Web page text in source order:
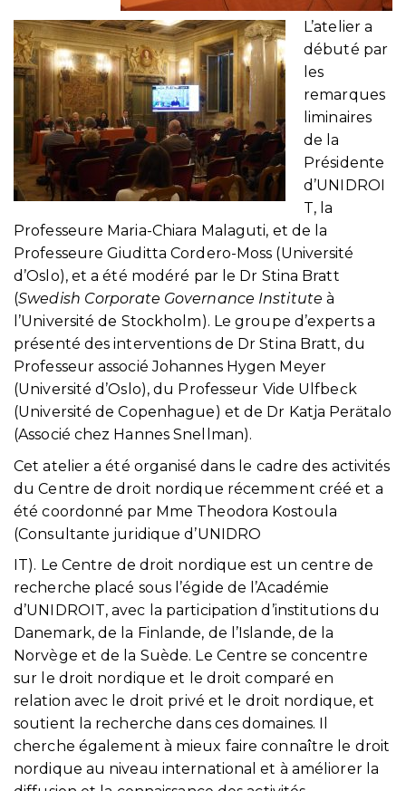
L’atelier a
débuté par
les
remarques
liminaires
de la
Présidente
d’UNIDROI
T, la
Professeure Maria-Chiara Malaguti, et de la
Professeure Giuditta Cordero-Moss (Université
d’Oslo), et a été modéré par le Dr Stina Bratt
(Swedish Corporate Governance Institute à
l’Université de Stockholm). Le groupe d’experts a
présenté des interventions de Dr Stina Bratt, du
Professeur associé Johannes Hygen Meyer
(Université d’Oslo), du Professeur Vide Ulfbeck
(Université de Copenhague) et de Dr Katja Perätalo
(Associé chez Hannes Snellman).
Cet atelier a été organisé dans le cadre des activités
du Centre de droit nordique récemment créé et a
été coordonné par Mme Theodora Kostoula
(Consultante juridique d’UNIDRO
IT). Le Centre de droit nordique est un centre de
recherche placé sous l’égide de l’Académie
d’UNIDROIT, avec la participation d’institutions du
Danemark, de la Finlande, de l’Islande, de la
Norvège et de la Suède. Le Centre se concentre
sur le droit nordique et le droit comparé en
relation avec le droit privé et le droit nordique, et
soutient la recherche dans ces domaines. Il
cherche également à mieux faire connaître le droit
nordique au niveau international et à améliorer la